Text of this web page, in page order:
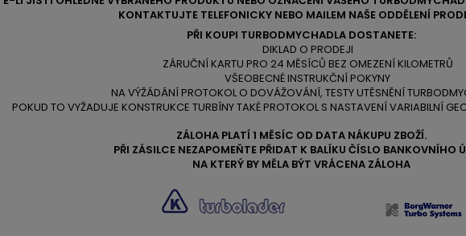
KONTAKTUJTE TELEFONICKY NEBO MAILEM NAŠE ODDĚLENÍ
PŘI KOUPI TURBODMYCHADLA DOSTANETE:
DIKLAD O PRODEJI
ZÁRUČNÍ KARTU PRO 24 MĚSÍCŮ BEZ OMEZENÍ KILOMETRŮ
VŠEOBECNÉ INSTRUKČNÍ POKYNY
NA VÝŽÁDÁNÍ PROTOKOL O DOVÁŽOVÁNÍ, TESTY UTĚSNĚNÍ
POKUD TO VYŽADUJE KONSTRUKCE TURBÍNY TAKÉ PROTOKOL S NASTAVENÍ VARIABILNÍ
ZÁLOHA PLATÍ 1 MĚSÍC OD DATA NÁKUPU ZBOŽÍ.
PŘI ZÁSILCE NEZAPOMEŇTE PŘIDAT K BALÍKU ČÍSLO BANKOVNÍHO
NA KTERÝ BY MĚLA BÝT VRÁCENA ZÁLOHA